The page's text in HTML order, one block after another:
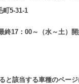
町5-31-1
終17：00～（水～土）
該当する車種のページ